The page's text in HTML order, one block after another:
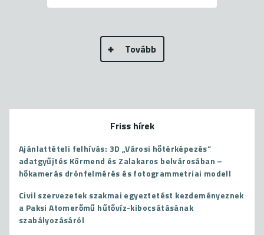
Tovább
Friss hírek
Ajánlattételi felhívás: 3D „Városi hőtérképezés”
adatgyűjtés Körmend és Zalakaros belvárosában –
hőkamerás drónfelmérés és fotogrammetriai modell
Civil szervezetek szakmai egyeztetést kezdeményeznek
a Paksi Atomerőmű hűtővíz-kibocsátásának
szabályozásáról